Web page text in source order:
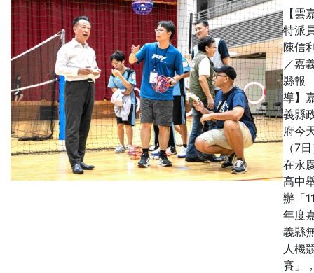
【雲
特派
陳信
／嘉
縣報
導】
義縣
府今
（7
在永
高中
辦「
年度
義縣
人機
賽」